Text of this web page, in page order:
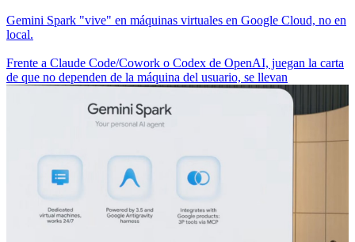
Gemini Spark "vive" en máquinas virtuales en Google Cloud, no en
local.
Frente a Claude Code/Cowork o Codex de OpenAI, juegan la carta
de que no dependen de la máquina del usuario, se llevan